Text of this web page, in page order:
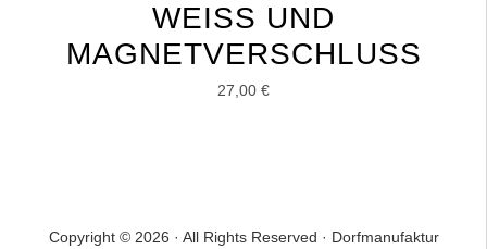
WEISS UND M
AGNETVERSCHLUSS
27,00 €
Copyright © 2026 · All Rights Reserved · Dorfmanufaktur